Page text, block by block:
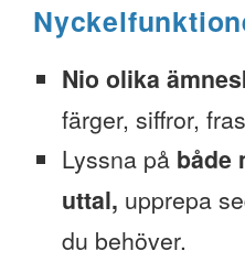
Nio olika
färger, siffror,
Lyssna på både
uttal, upprepa
du behöver.